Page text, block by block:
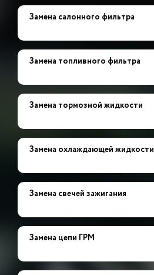
Замена салонного фильтра
Замена топливного фильтра
Замена тормозной жидкости
Замена охлаждающей жидкости
Замена свечей зажигания
Замена цепи ГРМ